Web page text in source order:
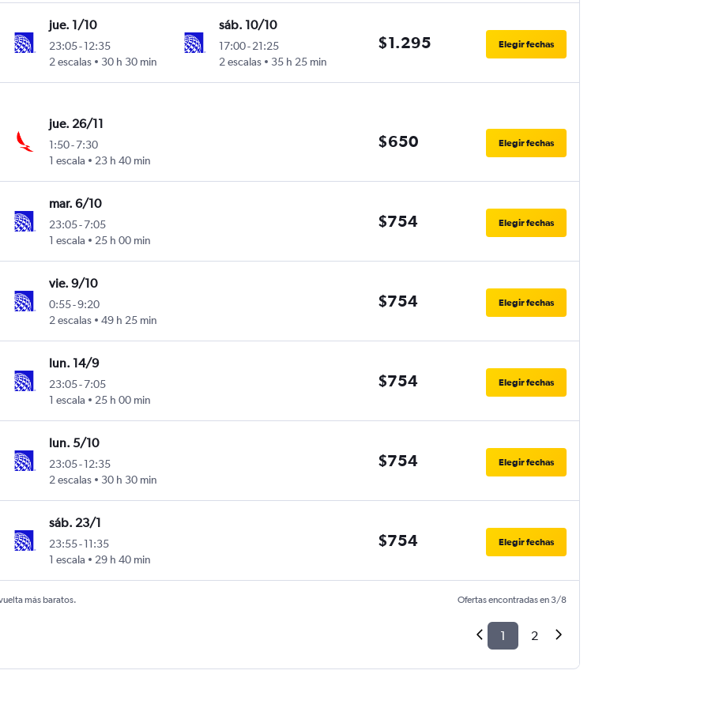
jue. 1/10
23:05-12:35
2 escalas
30 h 30 min
sáb. 10/10
17:00-21:25
2 escalas
35 h 25 min
$1.295 Elegir fechas
jue. 26/11
1:50-7:30
1 escala
23 h 40 min
$650 Elegir fechas
mar. 6/10
23:05-7:05
1 escala
25 h 00 min
$754 Elegir fechas
vie. 9/10
0:55-9:20
2 escalas
49 h 25 min
$754 Elegir fechas
lun. 14/9
23:05-7:05
1 escala
25 h 00 min
$754 Elegir fechas
lun. 5/10
23:05-12:35
2 escalas
30 h 30 min
$754 Elegir fechas
sáb. 23/1
23:55-11:35
1 escala
29 h 40 min
$754 Elegir fechas
más baratos. Ofertas encontradas en 3/8
1 2